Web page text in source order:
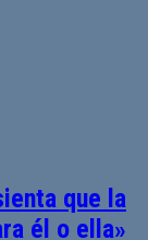
que la
él o ella»